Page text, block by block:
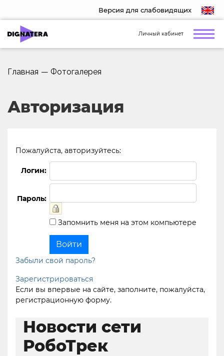
Версия для слабовидящих
Личный кабинет
Главная — Фотогалерея
Авторизация
Пожалуйста, авторизуйтесь:
Логин:
Пароль:
Запомнить меня на этом компьютере
Забыли свой пароль?
Зарегистрироваться
Если вы впервые на сайте, заполните, пожалуйста,
регистрационную форму.
Новости сети
РобоТрек